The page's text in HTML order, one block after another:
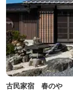
古民家宿 春のや